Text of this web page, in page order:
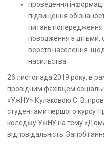
проведення
підвищення
питань попередження
поводження з дітьми,
верств населення
насильства.
26 листопада 2019 року, в
провідним фахівцем
«УжНУ» Кулаковою С. В.
студентами першого курсу
коледжу УжНУ на тему
відповідальність.